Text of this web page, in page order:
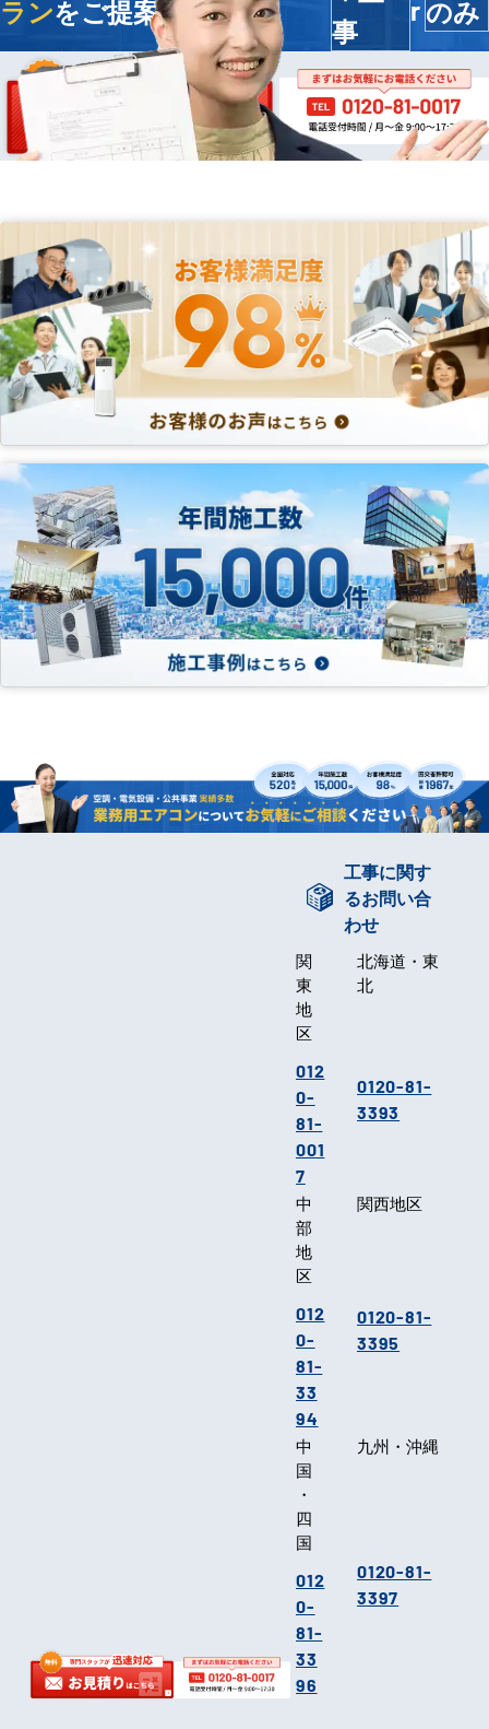
ランをご提案します
事
r のみ
工事に関す
るお問い合
わせ
関
東
地
区
012
0-
81-
001
7
北海道・東
北
0120-81-
3393
中
部
地
区
012
0-
81-
33
94
関西地区
0120-81-
3395
中
国
・
四
国
012
0-
81-
33
96
九州・沖縄
0120-81-
3397